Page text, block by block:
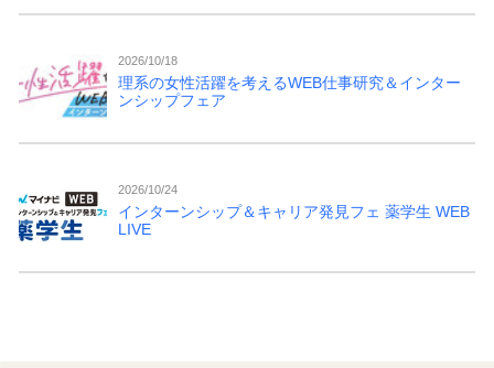
2026/10/18
理系の女性活躍を考えるWEB仕事研究＆インター
ンシップフェア
2026/10/24
インターンシップ＆キャリア発見フェ 薬学生 WEB
LIVE